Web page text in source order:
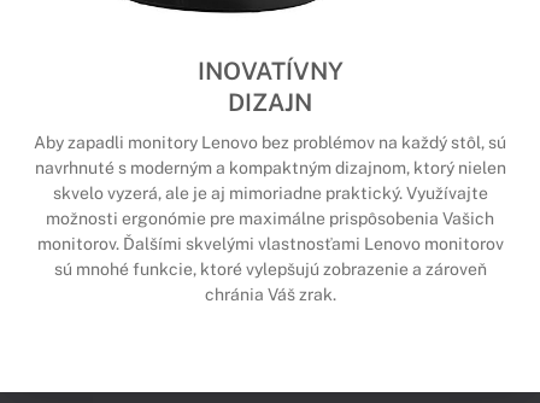
INOVATÍVNY
DIZAJN
Aby zapadli monitory Lenovo bez problémov na každý stôl, sú
navrhnuté s moderným a kompaktným dizajnom, ktorý nielen
skvelo vyzerá, ale je aj mimoriadne praktický. Využívajte
možnosti ergonómie pre maximálne prispôsobenia Vašich
monitorov. Ďalšími skvelými vlastnosťami Lenovo monitorov
sú mnohé funkcie, ktoré vylepšujú zobrazenie a zároveň
chránia Váš zrak.